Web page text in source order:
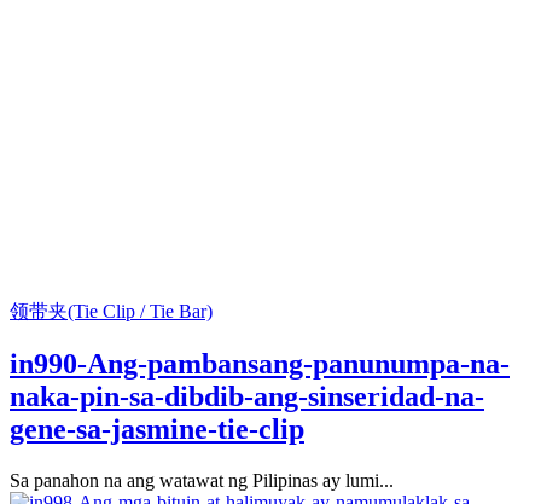
领带夹(Tie Clip / Tie Bar)
in990-Ang-pambansang-panunumpa-na-
naka-pin-sa-dibdib-ang-sinseridad-na-
gene-sa-jasmine-tie-clip
Sa panahon na ang watawat ng Pilipinas ay lumi...